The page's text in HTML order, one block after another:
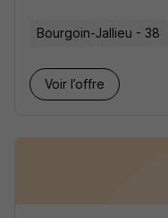
Bourgoin-Jallieu - 38
Voir l’offre